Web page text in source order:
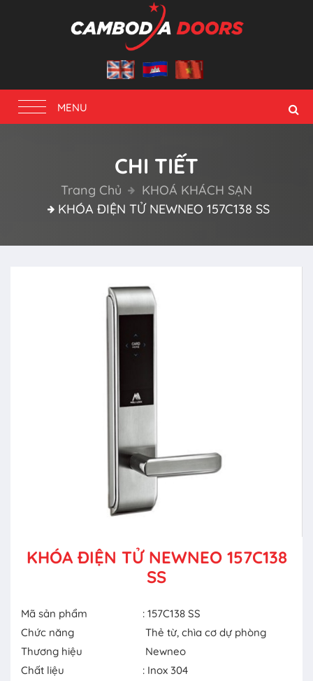
Toggle
navigation
MENU
CHI TIẾT
Trang Chủ
KHOÁ KHÁCH SẠN
KHÓA ĐIỆN TỬ NEWNEO 157C138 SS
KHÓA ĐIỆN TỬ NEWNEO 157C138
SS
Mã sản phẩm
: 157C138 SS
Chức năng
Thẻ từ, chìa cơ dự phòng
Thương hiệu
Newneo
Chất liệu
: Inox 304